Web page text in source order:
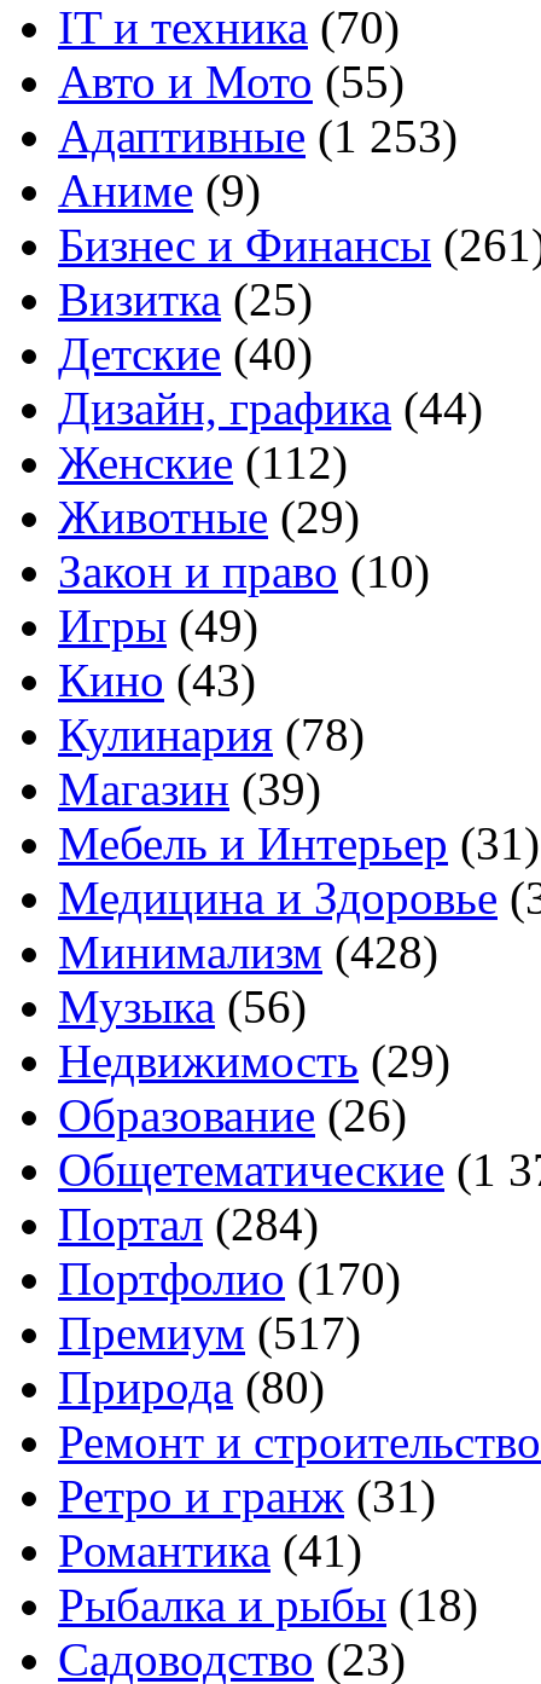
IT и техника (70)
Авто и Мото (55)
Адаптивные (1 253)
Аниме (9)
Бизнес и Финансы
Визитка (25)
Детские (40)
Дизайн, графика (44)
Женские (112)
Животные (29)
Закон и право (10)
Игры (49)
Кино (43)
Кулинария (78)
Магазин (39)
Мебель и Интерьер (31)
Медицина и Здоровье
Минимализм (428)
Музыка (56)
Недвижимость (29)
Образование (26)
Общетематические (1
Портал (284)
Портфолио (170)
Премиум (517)
Природа (80)
Ремонт и строительство
Ретро и гранж (31)
Романтика (41)
Рыбалка и рыбы (18)
Садоводство (23)